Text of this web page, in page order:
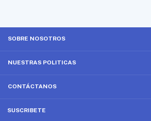
SOBRE NOSOTROS
NUESTRAS POLITICAS
CONTÁCTANOS
SUSCRIBETE